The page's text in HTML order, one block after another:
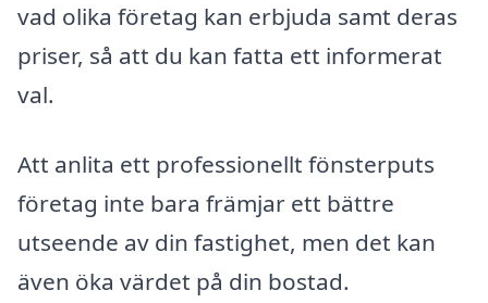
vad olika företag kan erbjuda samt deras
priser, så att du kan fatta ett informerat
val.
Att anlita ett professionellt fönsterputs
företag inte bara främjar ett bättre
utseende av din fastighet, men det kan
även öka värdet på din bostad.